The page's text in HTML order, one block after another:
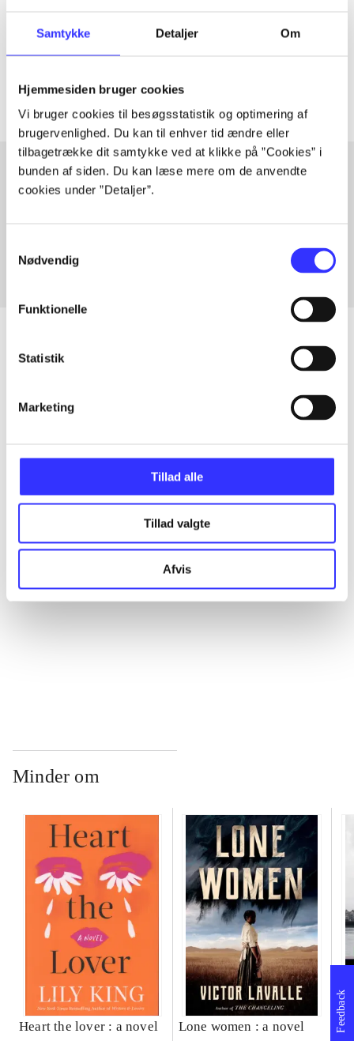
Samtykke Detaljer Om
Hjemmesiden bruger cookies
Vi bruger cookies til besøgsstatistik og optimering af
brugervenlighed. Du kan til enhver tid ændre eller
tilbagetrække dit samtykke ved at klikke på ”Cookies” i
bunden af siden. Du kan læse mere om de anvendte
cookies under ”Detaljer”.
Nødvendig
Funktionelle
Statistik
Marketing
Tillad alle
Tillad valgte
Afvis
Tidsskrift
Alle registrerede artikler fordelt på udgivelser
...
...
...
Minder om
Heart the lover : a novel
Lone women : a novel
Feedback